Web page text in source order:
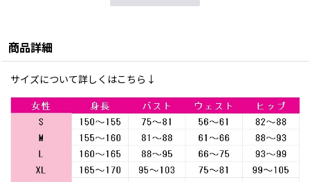
商品詳細
サイズについて詳しくはこちら↓